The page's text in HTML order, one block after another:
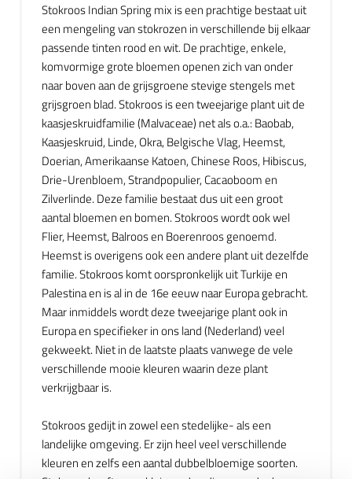
Stokroos Indian Spring mix is een prachtige bestaat uit
een mengeling van stokrozen in verschillende bij elkaar
passende tinten rood en wit. De prachtige, enkele,
komvormige grote bloemen openen zich van onder
naar boven aan de grijsgroene stevige stengels met
grijsgroen blad. Stokroos is een tweejarige plant uit de
kaasjeskruidfamilie (Malvaceae) net als o.a.: Baobab,
Kaasjeskruid, Linde, Okra, Belgische Vlag, Heemst,
Doerian, Amerikaanse Katoen, Chinese Roos, Hibiscus,
Drie-Urenbloem, Strandpopulier, Cacaoboom en
Zilverlinde. Deze familie bestaat dus uit een groot
aantal bloemen en bomen. Stokroos wordt ook wel
Flier, Heemst, Balroos en Boerenroos genoemd.
Heemst is overigens ook een andere plant uit dezelfde
familie. Stokroos komt oorspronkelijk uit Turkije en
Palestina en is al in de 16e eeuw naar Europa gebracht.
Maar inmiddels wordt deze tweejarige plant ook in
Europa en specifieker in ons land (Nederland) veel
gekweekt. Niet in de laatste plaats vanwege de vele
verschillende mooie kleuren waarin deze plant
verkrijgbaar is.
Stokroos gedijt in zowel een stedelijke- als een
landelijke omgeving. Er zijn heel veel verschillende
kleuren en zelfs een aantal dubbelbloemige soorten.